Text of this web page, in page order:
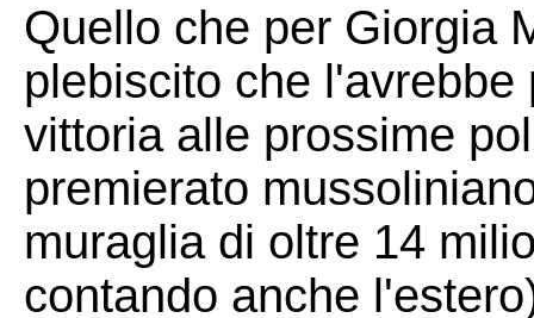
Quello che per Giorgia
plebiscito che
vittoria alle prossime
premierato
muraglia di oltre 14
contando anche